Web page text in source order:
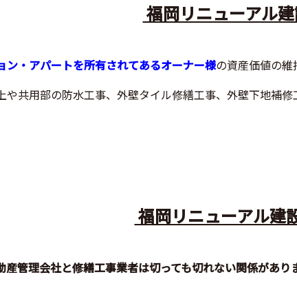
福岡リニューアル
ン・アパートを所有されてあるオーナー様の資産価値の
共用部の防水工事、外壁タイル修繕工事、外壁下地補
福岡リニューアル建
管理会社と修繕工事業者は切っても切れない関係があり